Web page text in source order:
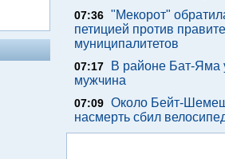
07:36 "Мекорот"
петицией против
муниципалитетов
07:17
В районе Бат-Яма
мужчина
07:09 Около Бейт-
насмерть сбил